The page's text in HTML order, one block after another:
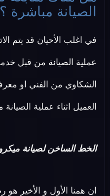
الصيانة مباشرة ؟
في اغلب الأحيان قد يتم
عملية الصيانة من قبل
الشكاوي من الفني او
العميل اثناء عملية
الخط الساخن لصيانة
ان همنا الأول و الأخير